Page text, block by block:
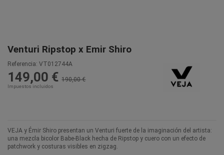
Venturi Ripstop x Emir Shiro
Referencia: VT012744A
149,00 € 190,00 €
Impuestos incluidos
VEJA y Émir Shiro presentan un Venturi fuerte de la imaginación del artista:
una mezcla bicolor Babe-Black hecha de Ripstop y cuero con un efecto de
patchwork y costuras visibles en zigzag.